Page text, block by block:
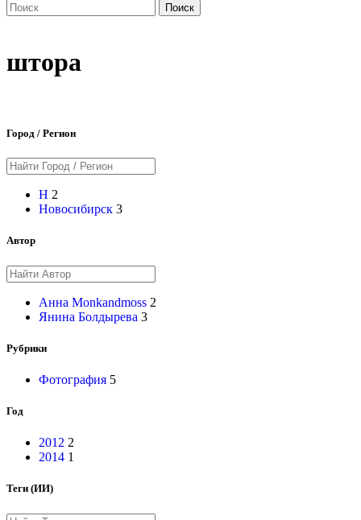
Поиск
штора
Город / Регион
Н 2
Новосибирск 3
Автор
Анна Monkandmoss 2
Янина Болдырева 3
Рубрики
Фотография 5
Год
2012 2
2014 1
Теги (ИИ)